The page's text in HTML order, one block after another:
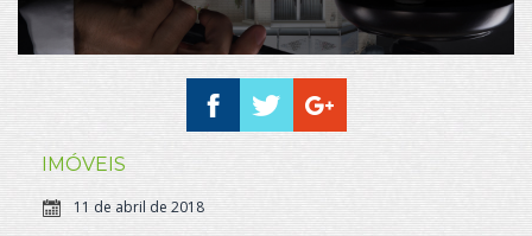
IMÓVEIS
11 de abril de 2018